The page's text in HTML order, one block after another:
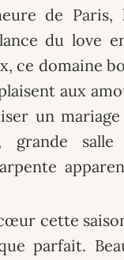
de
du love
ce domaine
aux
un
grande
cette
parfait.